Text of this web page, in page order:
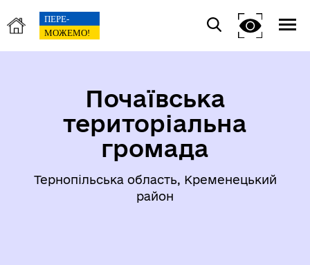
Почаївська
територіальна
громада
Тернопільська область, Кременецький
район